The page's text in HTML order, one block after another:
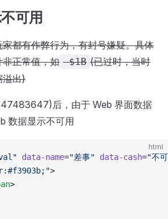
可用
都有作弊行为，有封号嫌疑。具体
正常值，如 -$1B (已过时，当时
溢出)
后，由于 Web 界面数据
数据显示不可用
html
data-name="差事" data-cash="不
>
>